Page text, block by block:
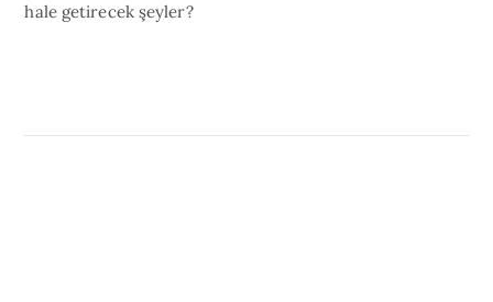
hale getirecek şeyler?